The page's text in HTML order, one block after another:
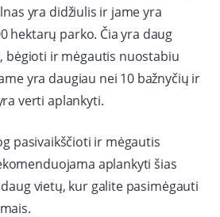
yra didžiulis ir jame yra
hektarų parko. Čia yra daug
bėgioti ir mėgautis nuostabiu
yra daugiau nei 10 bažnyčių ir
verti aplankyti.
pasivaikščioti ir mėgautis
aplankyti šias
vietų, kur galite pasimėgauti